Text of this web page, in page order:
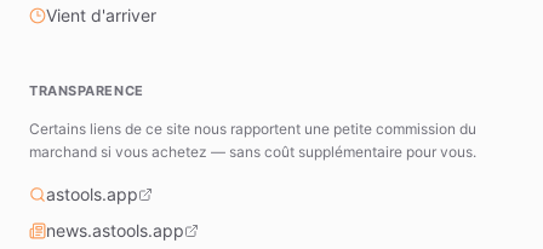
Vient d'arriver
TRANSPARENCE
Certains liens de ce site nous rapportent une petite commission du
marchand si vous achetez — sans coût supplémentaire pour vous.
astools.app
news.astools.app